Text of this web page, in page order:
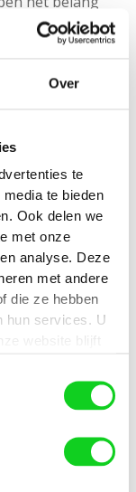
Over
te
te bieden
Ook delen we
met onze
analyse. Deze
met andere
die ze hebben
hun services. U
website blijft
ons steentje bij
de kennis en
graszoden
Of je nu
van
in jouw
: Het
en
je genieten
aanpak. We